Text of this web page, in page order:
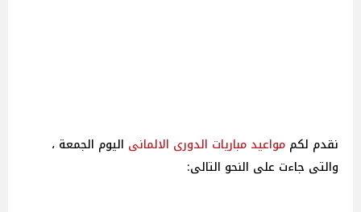
نقدم لكم مواعيد مباريات الدورى الالمانى اليوم الجمعة ،
والتى جاءت على النحو التالى: